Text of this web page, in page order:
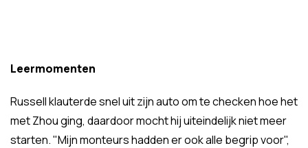
Leermomenten
Russell klauterde snel uit zijn auto om te checken hoe het
met Zhou ging, daardoor mocht hij uiteindelijk niet meer
starten. "Mijn monteurs hadden er ook alle begrip voor",